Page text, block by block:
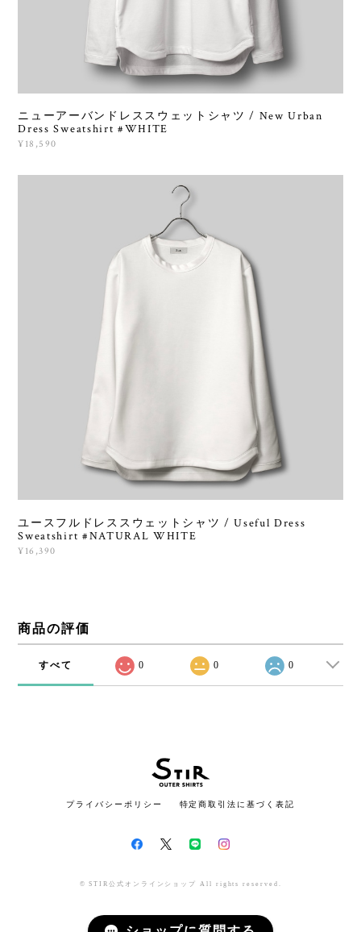
ニューアーバンドレススウェットシャツ / New Urban
Dress Sweatshirt #WHITE
¥18,590
ユースフルドレススウェットシャツ / Useful Dress
Sweatshirt #NATURAL WHITE
¥16,390
商品の評価
すべて 0 0 0
プライバシーポリシー 特定商取引法に基づく表記
© STIR公式オンラインショップ All rights reserved.